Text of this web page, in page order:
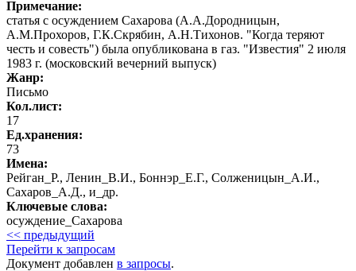
Примечание:
статья с осуждением Сахарова (А.А.Дородницын,
А.М.Прохоров, Г.К.Скрябин, А.Н.Тихонов. "Когда теряют
честь и совесть") была опубликована в газ. "Известия" 2 июля
1983 г. (московский вечерний выпуск)
Жанр:
Письмо
Кол.лист:
17
Ед.хранения:
73
Имена:
Рейган_Р., Ленин_В.И., Боннэр_Е.Г., Солженицын_А.И.,
Сахаров_А.Д., и_др.
Ключевые слова:
осуждение_Сахарова
<< предыдущий
Перейти к запросам
Документ добавлен в запросы.